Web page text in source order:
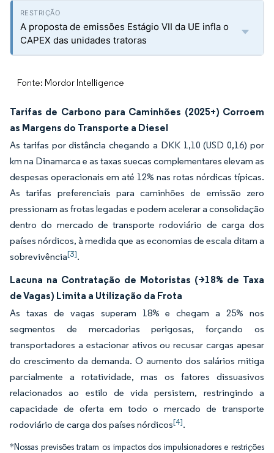
A proposta de emissões Estágio VII da UE infla o
CAPEX das unidades tratoras
Fonte: Mordor Intelligence
Tarifas de Carbono para Caminhões (2025+) Corroem
as Margens do Transporte a Diesel
As tarifas por distância chegando a DKK 1,10 (USD 0,16) por
km na Dinamarca e as taxas suecas complementares elevam as
despesas operacionais em até 12% nas rotas nórdicas típicas.
As tarifas preferenciais para caminhões de emissão zero
pressionam as frotas legadas e podem acelerar a consolidação
dentro do mercado de transporte rodoviário de carga dos
países nórdicos, à medida que as economias de escala ditam a
sobrevivência[3].
Lacuna na Contratação de Motoristas (>18% de Taxa
de Vagas) Limita a Utilização da Frota
As taxas de vagas superam 18% e chegam a 25% nos
segmentos de mercadorias perigosas, forçando os
transportadores a estacionar ativos ou recusar cargas apesar
do crescimento da demanda. O aumento dos salários mitiga
parcialmente a rotatividade, mas os fatores dissuasivos
relacionados ao estilo de vida persistem, restringindo a
capacidade de oferta em todo o mercado de transporte
rodoviário de carga dos países nórdicos[4].
*Nossas previsões tratam os impactos dos impulsionadores e restrições